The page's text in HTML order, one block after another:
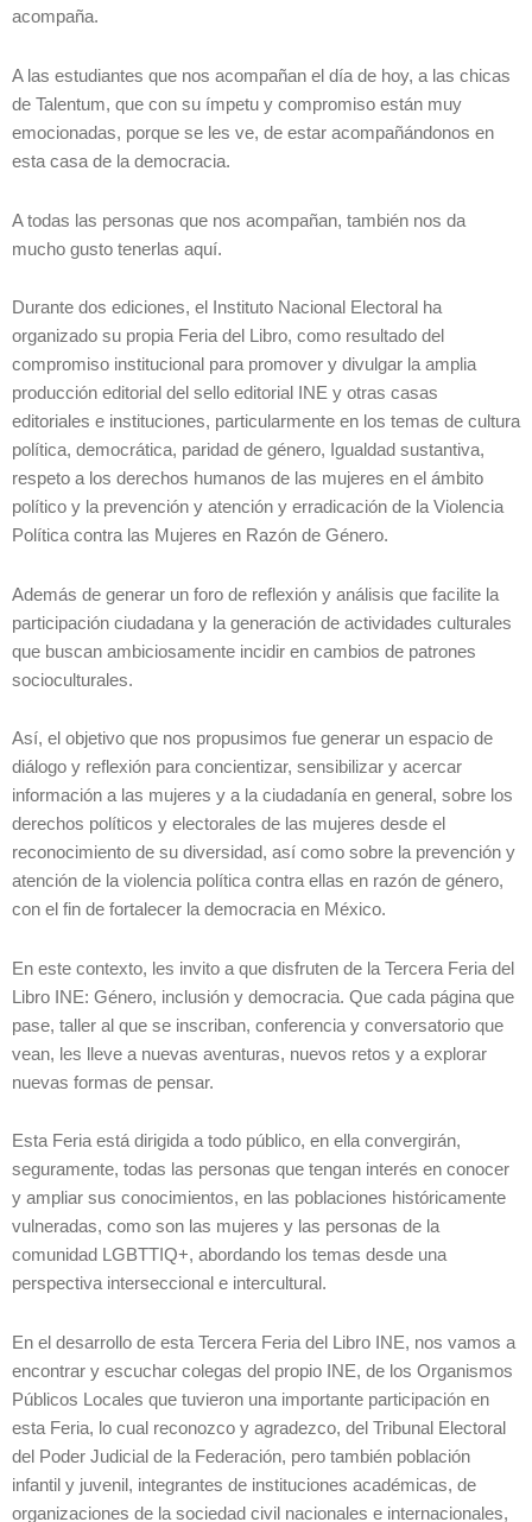
acompaña.
A las estudiantes que nos acompañan el día de hoy, a las chicas
de Talentum, que con su ímpetu y compromiso están muy
emocionadas, porque se les ve, de estar acompañándonos en
esta casa de la democracia.
A todas las personas que nos acompañan, también nos da
mucho gusto tenerlas aquí.
Durante dos ediciones, el Instituto Nacional Electoral ha
organizado su propia Feria del Libro, como resultado del
compromiso institucional para promover y divulgar la amplia
producción editorial del sello editorial INE y otras casas
editoriales e instituciones, particularmente en los temas de cultura
política, democrática, paridad de género, Igualdad sustantiva,
respeto a los derechos humanos de las mujeres en el ámbito
político y la prevención y atención y erradicación de la Violencia
Política contra las Mujeres en Razón de Género.
Además de generar un foro de reflexión y análisis que facilite la
participación ciudadana y la generación de actividades culturales
que buscan ambiciosamente incidir en cambios de patrones
socioculturales.
Así, el objetivo que nos propusimos fue generar un espacio de
diálogo y reflexión para concientizar, sensibilizar y acercar
información a las mujeres y a la ciudadanía en general, sobre los
derechos políticos y electorales de las mujeres desde el
reconocimiento de su diversidad, así como sobre la prevención y
atención de la violencia política contra ellas en razón de género,
con el fin de fortalecer la democracia en México.
En este contexto, les invito a que disfruten de la Tercera Feria del
Libro INE: Género, inclusión y democracia. Que cada página que
pase, taller al que se inscriban, conferencia y conversatorio que
vean, les lleve a nuevas aventuras, nuevos retos y a explorar
nuevas formas de pensar.
Esta Feria está dirigida a todo público, en ella convergirán,
seguramente, todas las personas que tengan interés en conocer
y ampliar sus conocimientos, en las poblaciones históricamente
vulneradas, como son las mujeres y las personas de la
comunidad LGBTTIQ+, abordando los temas desde una
perspectiva interseccional e intercultural.
En el desarrollo de esta Tercera Feria del Libro INE, nos vamos a
encontrar y escuchar colegas del propio INE, de los Organismos
Públicos Locales que tuvieron una importante participación en
esta Feria, lo cual reconozco y agradezco, del Tribunal Electoral
del Poder Judicial de la Federación, pero también población
infantil y juvenil, integrantes de instituciones académicas, de
organizaciones de la sociedad civil nacionales e internacionales,